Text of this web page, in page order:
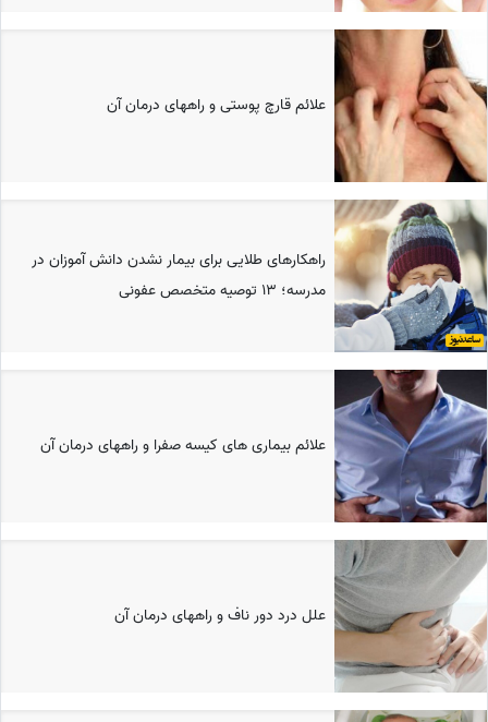
علائم قارچ پوستی و راههای درمان آن
راهکارهای طلایی برای بیمار نشدن دانش آموزان در
مدرسه؛ 13 توصیه متخصص عفونی
علائم بیماری های کیسه صفرا و راههای درمان آن
علل درد دور ناف و راههای درمان آن